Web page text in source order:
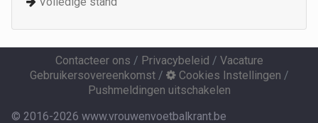
Contacteer ons / Privacybeleid / Vacature
Gebruikersovereenkomst/ Cookies Instellingen /
Pushmeldingen uitschakelen
© 2016-2026 www.vrouwenvoetbalkrant.be